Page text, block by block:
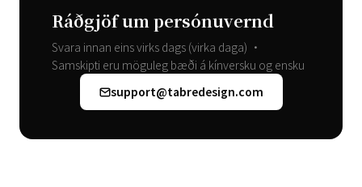
Ráðgjöf um persónuvernd
Svara innan eins virks dags (virka daga) •
Samskipti eru möguleg bæði á kínversku og ensku
support@tabredesign.com